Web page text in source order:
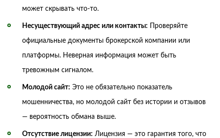
может скрывать что-то.
Несуществующий адрес или контакты: Проверяйте
официальные документы брокерской компании или
платформы. Неверная информация может быть
тревожным сигналом.
Молодой сайт: Это не обязательно показатель
мошенничества, но молодой сайт без истории и отзывов
— вероятность обмана выше.
Отсутствие лицензии: Лицензия — это гарантия того, что